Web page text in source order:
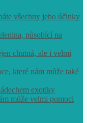
všechny jeho účinky
působící na
chutná, ale i velmi
které nám může také
exotiky
může velmi pomoci